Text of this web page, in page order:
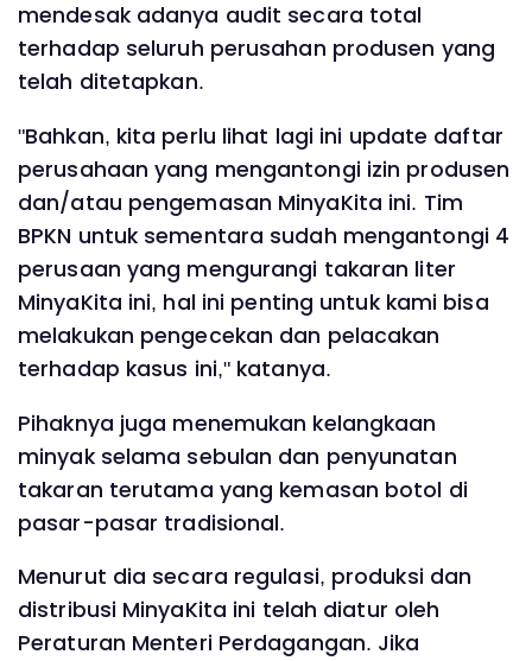
mendesak adanya audit secara total
terhadap seluruh perusahan produsen yang
telah ditetapkan.
"Bahkan, kita perlu lihat lagi ini update daftar
perusahaan yang mengantongi izin produsen
dan/atau pengemasan MinyaKita ini. Tim
BPKN untuk sementara sudah mengantongi 4
perusaan yang mengurangi takaran liter
MinyaKita ini, hal ini penting untuk kami bisa
melakukan pengecekan dan pelacakan
terhadap kasus ini," katanya.
Pihaknya juga menemukan kelangkaan
minyak selama sebulan dan penyunatan
takaran terutama yang kemasan botol di
pasar-pasar tradisional.
Menurut dia secara regulasi, produksi dan
distribusi MinyaKita ini telah diatur oleh
Peraturan Menteri Perdagangan. Jika